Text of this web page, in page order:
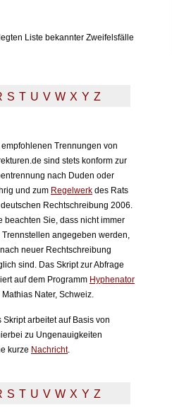
Liste bekannter Zweifelsfälle
S T U V W X Y Z
empfohlenen Trennungen von
sind stets konform zur
nach Duden oder
und zum Regelwerk des Rats
Rechtschreibung 2006.
beachten Sie, dass nicht immer
Trennstellen angegeben werden,
neuer Rechtschreibung
sind. Das Skript zur Abfrage
auf dem Programm Hyphenator
Mathias Nater, Schweiz.
Skript arbeitet auf Basis von
zu Ungenauigkeiten
kurze Nachricht.
S T U V W X Y Z